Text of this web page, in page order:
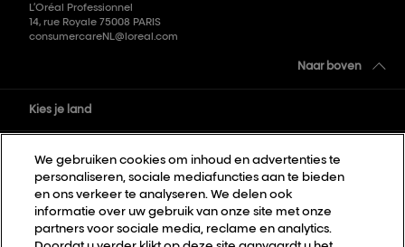
L’Oréal Professionnel
14, rue Royale 75008 PARIS
consumercareNL@loreal.com
Naar boven
Kies je land
Sitemap
Algemene voorwaarden
Privacybeleid
We gebruiken cookies om inhoud en advertenties te
personaliseren, sociale mediafuncties aan te bieden
en ons verkeer te analyseren. We delen ook
informatie over uw gebruik van onze site met onze
partners voor sociale media, reclame en analytics.